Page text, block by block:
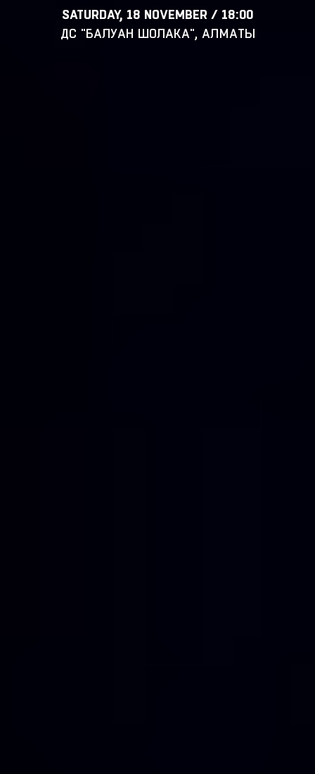
SATURDAY, 18 NOVEMBER / 18:00
ДС "БАЛУАН ШОЛАКА", АЛМАТЫ